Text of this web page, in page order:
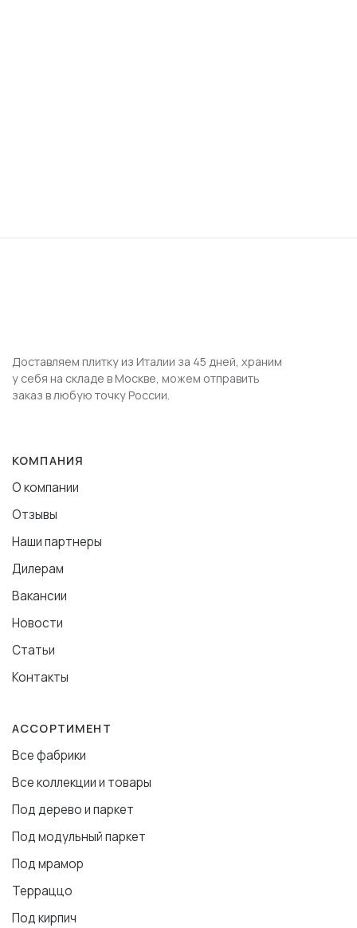
Доставляем плитку из Италии за 45 дней, храним
у себя на складе в Москве, можем отправить
заказ в любую точку России.
КОМПАНИЯ
О компании
Отзывы
Наши партнеры
Дилерам
Вакансии
Новости
Статьи
Контакты
АССОРТИМЕНТ
Все фабрики
Все коллекции и товары
Под дерево и паркет
Под модульный паркет
Под мрамор
Терраццо
Под кирпич